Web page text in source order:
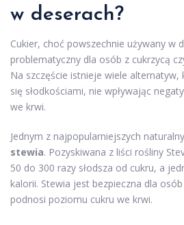
w deserach?
Cukier, choć powszechnie używany w
problematyczny dla osób z cukrzycą
Na szczęście istnieje wiele
się słodkościami, nie wpływając
we krwi.
Jednym z najpopularniejszych
stewia. Pozyskiwana z liści rośliny
50 do 300 razy słodsza od cukru, a
kalorii. Stewia jest bezpieczna dla
podnosi poziomu cukru we krwi.